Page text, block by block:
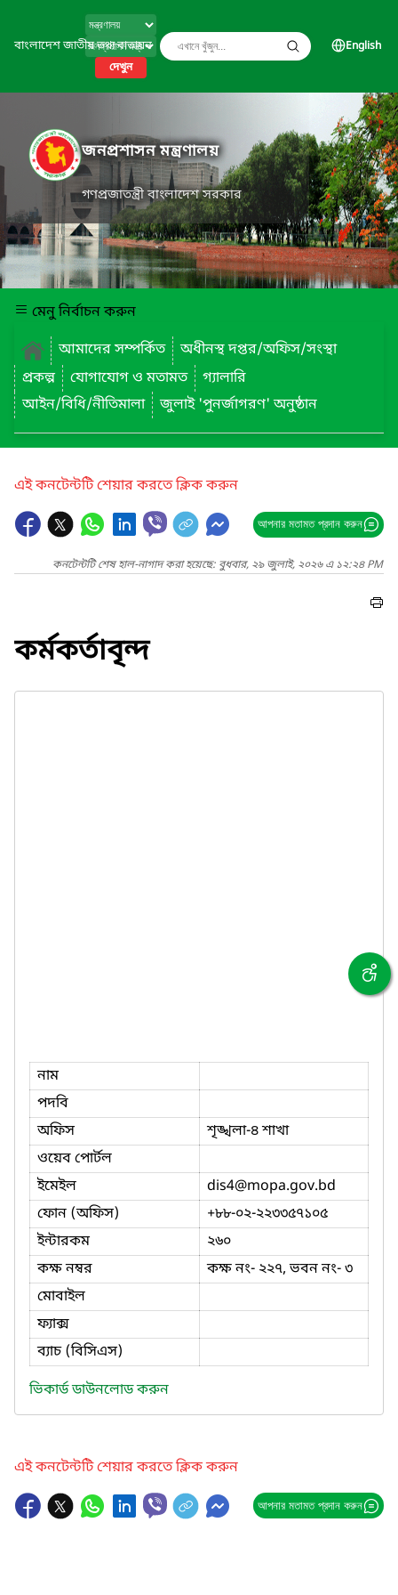
বাংলাদেশ জাতীয় তথ্য বাতায়ন
দেখুন
English
জনপ্রশাসন মন্ত্রণালয়
গণপ্রজাতন্ত্রী বাংলাদেশ সরকার
মেনু নির্বাচন করুন
আমাদের সম্পর্কিত
অধীনস্থ দপ্তর/অফিস/সংস্থা
প্রকল্প
যোগাযোগ ও মতামত
গ্যালারি
আইন/বিধি/নীতিমালা
জুলাই 'পুনর্জাগরণ' অনুষ্ঠান
এই কনটেন্টটি শেয়ার করতে ক্লিক করুন
আপনার মতামত প্রদান করুন
কনটেন্টটি শেষ হাল-নাগাদ করা হয়েছে: বুধবার, ২৯ জুলাই, ২০২৬ এ ১২:২৪ PM
কর্মকর্তাবৃন্দ
নাম
পদবি
অফিস
শৃঙ্খলা-৪ শাখা
ওয়েব পোর্টল
ইমেইল
dis4@mopa.gov.bd
ফোন (অফিস)
+৮৮-০২-২২৩৩৫৭১০৫
ইন্টারকম
২৬০
কক্ষ নম্বর
কক্ষ নং- ২২৭, ভবন নং- ৩
মোবাইল
ফ্যাক্স
ব্যাচ (বিসিএস)
ভিকার্ড ডাউনলোড করুন
এই কনটেন্টটি শেয়ার করতে ক্লিক করুন
আপনার মতামত প্রদান করুন